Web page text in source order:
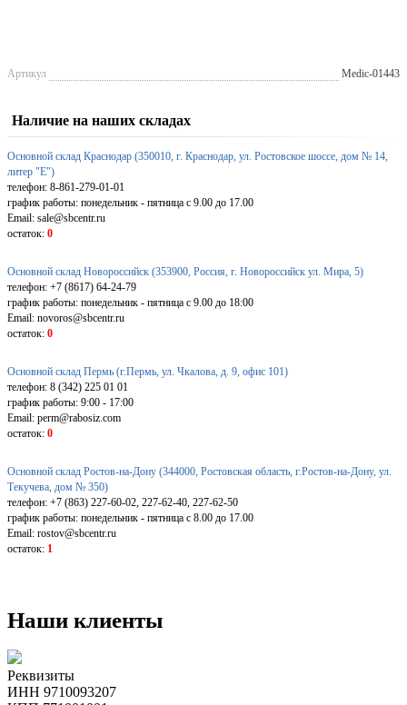
Артикул Medic-01443
Наличие на наших складах
Основной склад Краснодар (350010, г. Краснодар, ул. Ростовское шоссе, дом № 14,
литер "Е")
телефон: 8-861-279-01-01
график работы: понедельник - пятница с 9.00 до 17.00
Email: sale@sbcentr.ru
остаток: 0
Основной склад Новороссийск (353900, Россия, г. Новороссийск ул. Мира, 5)
телефон: +7 (8617) 64-24-79
график работы: понедельник - пятница с 9.00 до 18:00
Email: novoros@sbcentr.ru
остаток: 0
Основной склад Пермь (г.Пермь, ул. Чкалова, д. 9, офис 101)
телефон: 8 (342) 225 01 01
график работы: 9:00 - 17:00
Email: perm@rabosiz.com
остаток: 0
Основной склад Ростов-на-Дону (344000, Ростовская область, г.Ростов-на-Дону, ул.
Текучева, дом № 350)
телефон: +7 (863) 227-60-02, 227-62-40, 227-62-50
график работы: понедельник - пятница с 8.00 до 17.00
Email: rostov@sbcentr.ru
остаток: 1
Наши клиенты
Реквизиты
ИНН 9710093207